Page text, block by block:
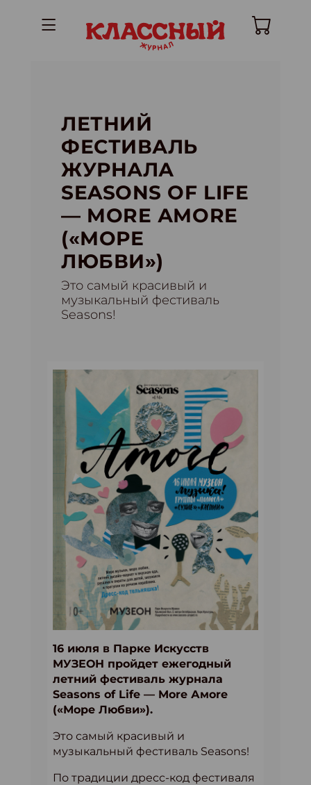
ЛЕТНИЙ
ФЕСТИВАЛЬ
ЖУРНАЛА
SEASONS OF LIFE
— MORE АМОRE
(«МОРЕ
ЛЮБВИ»)
Это самый красивый и
музыкальный фестиваль
Seasons!
16 июля в Парке Искусств
МУЗЕОН пройдет ежегодный
летний фестиваль журнала
Seasons of Life — More Амоre
(«Море Любви»).
Это самый красивый и
музыкальный фестиваль Seasons!
По традиции дресс-код фестиваля